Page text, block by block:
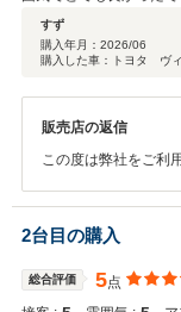
すず
購入年月： 2026/06
購入した車：トヨタ ヴ
販売店の返信
この度は弊社をご利用
本当にありがとうご
2台目の購入
総合評価 5点